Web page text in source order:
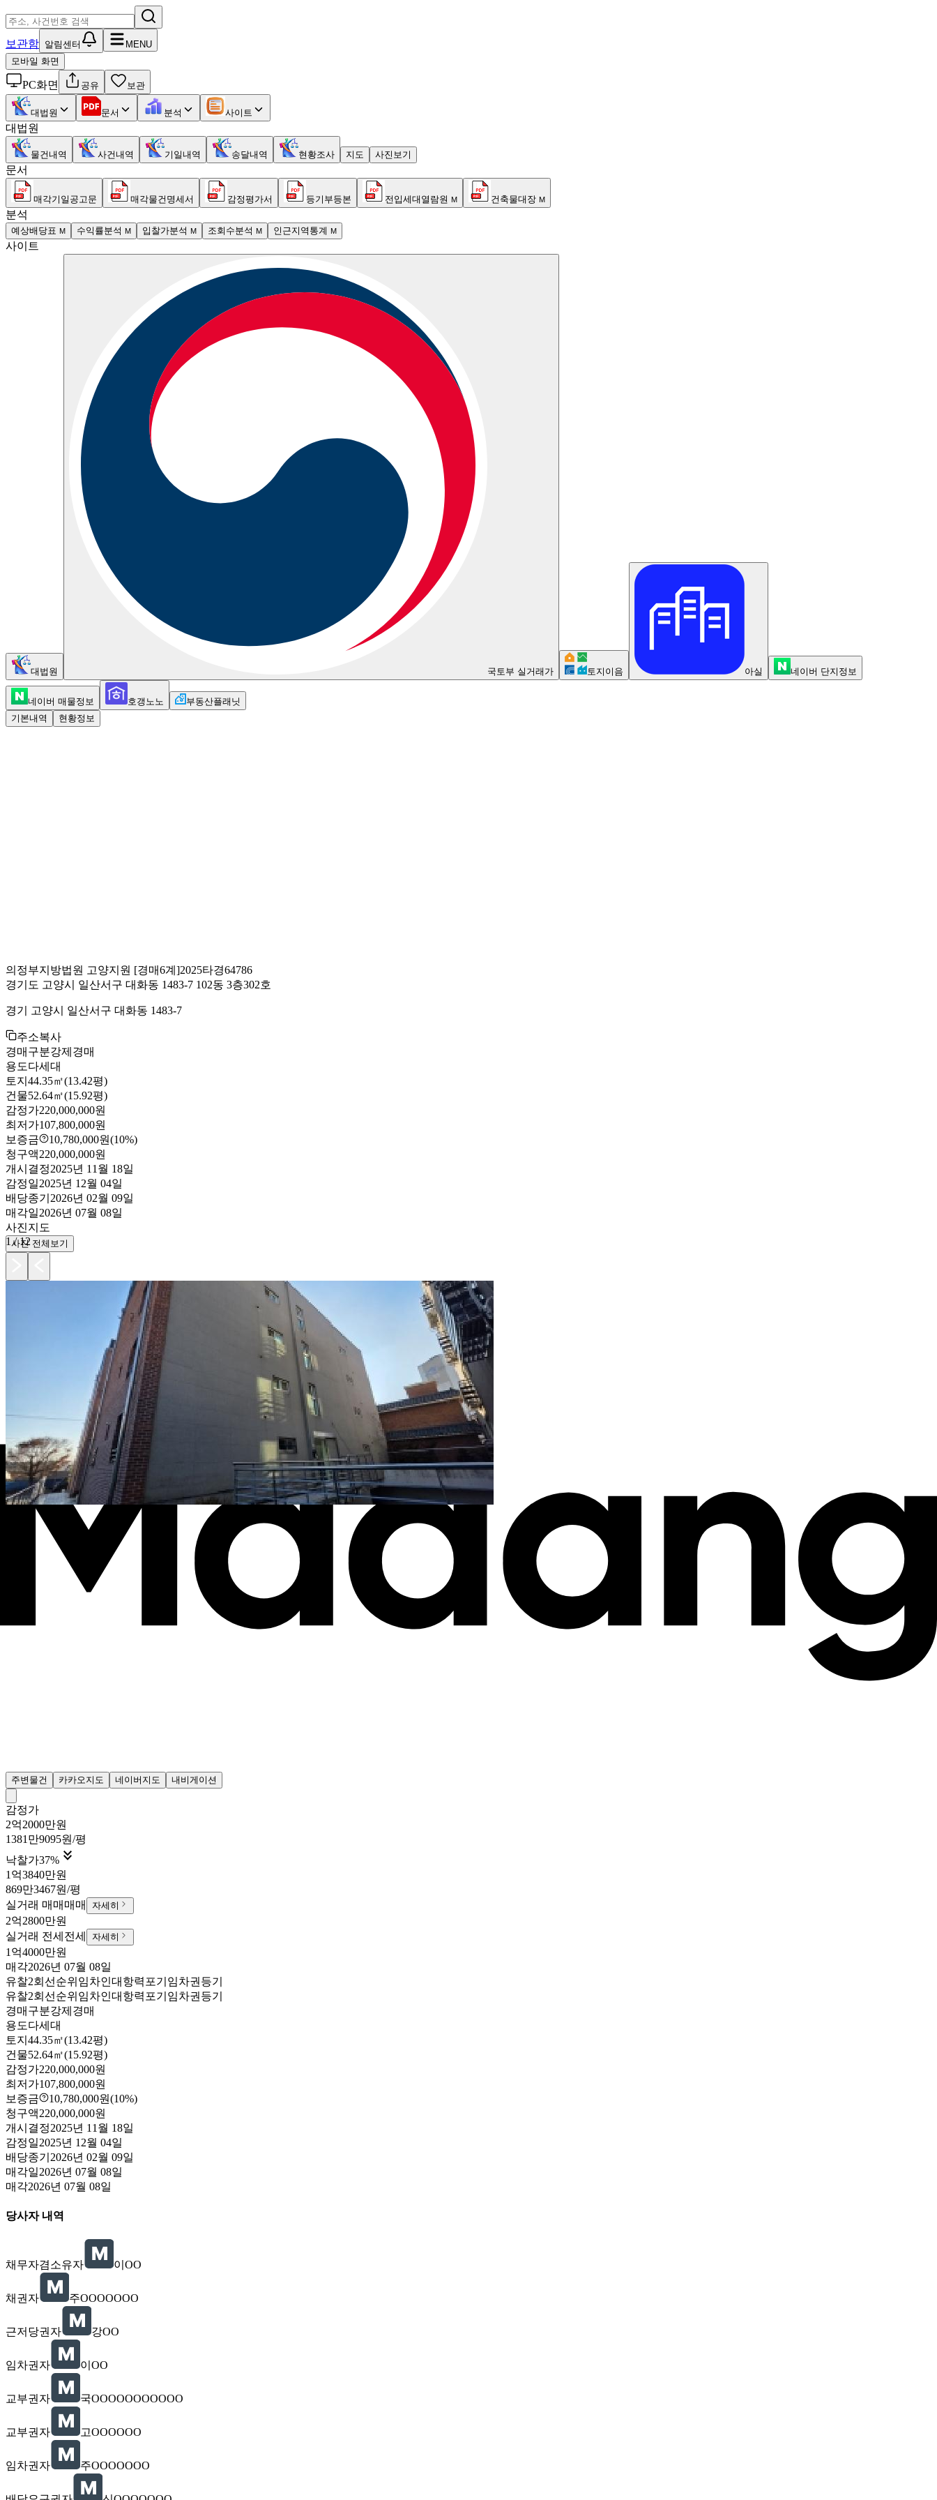
보관함 알림센터
MENU
모바일 화면
PC화면 공유 보관
대법원 문서 분석 사이트
대법원
물건내역 사건내역 기일내역 송달내역 현황조사 지도 사진보기
문서
매각기일공고문 매각물건명세서 감정평가서 등기부등본 전입세대열람원 M 건축물대장 M
분석
예상배당표 M 수익률분석 M 입찰가분석 M 조회수분석 M 인근지역통계 M
사이트
대법원 국토부 실거래가 토지이음 아실 네이버 단지정보
네이버 매물정보 호갱노노
부동산플래닛
기본내역
현황정보
의정부지방법원 고양지원 [경매6계]2025타경64786
경기도 고양시 일산서구 대화동 1483-7 102동 3층302호
경기 고양시 일산서구 대화동 1483-7
주소복사
경매구분강제경매
용도다세대
토지 44.35㎡(13.42평)
건물52.64㎡(15.92평)
감정가220,000,000원
최저가107,800,000원
보증금
10,780,000원(10%)
청구액220,000,000원
개시결정2025년 11월 18일
감정일2025년 12월 04일
배당종기 2026년 02월 09일
매각일2026년 07월 08일
사진지도
1 /12
사진 전체보기
주변물건 카카오지도 네이버지도 내비게이션
감정가
2억2000만원
1381만9095원/평
낙찰가37% 
1억3840만원
869만3467원/평
실거래 매매 매매 자세히
2억2800만원
실거래 전세 전세 자세히
1억4000만원
매각2026년 07월 08일
유찰2회 선순위임차인대항력포기 임차권등기
유찰2회 선순위임차인대항력포기 임차권등기
경매구분강제경매
용도다세대
토지 44.35㎡(13.42평)
건물52.64㎡(15.92평)
감정가220,000,000원
최저가107,800,000원
보증금
10,780,000원(10%)
청구액220,000,000원
개시결정2025년 11월 18일
감정일2025년 12월 04일
배당종기 2026년 02월 09일
매각일2026년 07월 08일
매각2026년 07월 08일
당사자 내역
채무자겸소유자 이OO
채권자 주OOOOOOO
근저당권자 강OO
임차권자 이OO
교부권자 국OOOOOOOOOOO
교부권자 고OOOOOO
임차권자 주OOOOOOO